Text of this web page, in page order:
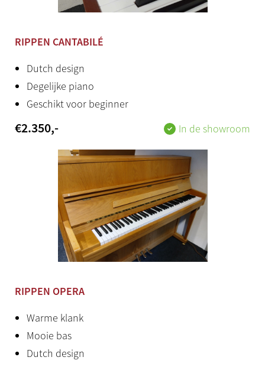
RIPPEN CANTABILÉ
Dutch design
Degelijke piano
Geschikt voor beginner
€2.350,- In de showroom
RIPPEN OPERA
Warme klank
Mooie bas
Dutch design